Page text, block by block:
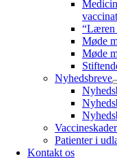
“Læren
Møde
Møde
Nyhedsbreve
Patienter i
Kontakt os